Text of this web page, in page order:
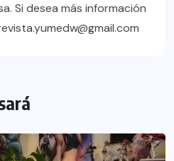
Si desea más información